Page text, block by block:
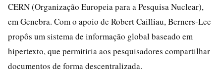
CERN (Organização Europeia para a Pesquisa Nuclear),
em Genebra. Com o apoio de Robert Cailliau, Berners-Lee
propôs um sistema de informação global baseado em
hipertexto, que permitiria aos pesquisadores compartilhar
documentos de forma descentralizada.